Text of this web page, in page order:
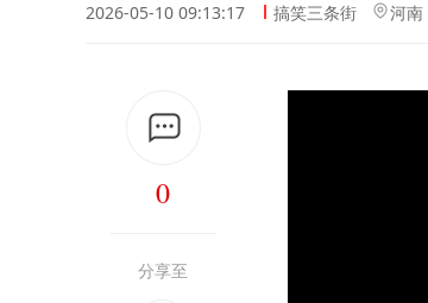
2026-05-10 09:13:17 搞笑三条街 河南
0
分享至